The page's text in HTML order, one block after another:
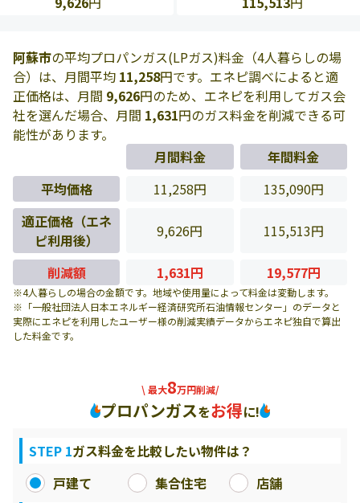
阿蘇市の平均プロパンガス(LPガス)料金（4人暮らしの場
合）は、月間平均 11,258円です。エネピ調べによると適
正価格は、月間 9,626円のため、エネピを利用してガス会
社を選んだ場合、月間 1,631円のガス料金を削減できる可
能性があります。
月間料金
年間料金
平均価格
11,258円
135,090円
適正価格（エネ
ピ利用後）
9,626円 115,513円
削減額 1,631円 19,577円
※4人暮らしの場合の金額です。地域や使用量によって料金は変動します。
※「一般社団法人日本エネルギー経済研究所石油情報センター」のデータと
実際にエネピを利用したユーザー様の削減実績データからエネピ独自で算出
した料金です。
\ 最大8万円削減/
プロパンガスをお得に!
STEP 1ガス料金を比較したい物件は？
戸建て
集合住宅
店舗